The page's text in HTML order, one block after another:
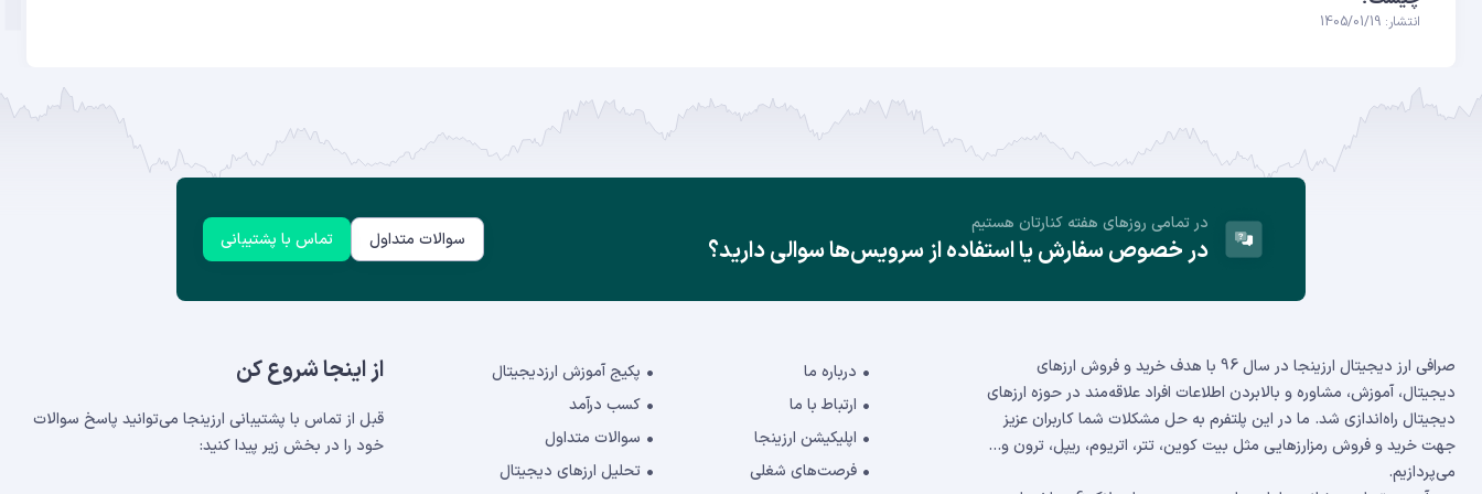
انتشار: 1405/01/19
در تمامی روز‌های هفته کنارتان هستیم
در خصوص سفارش یا استفاده از سرویس‌ها سوالی دارید؟ سوالات متداول تماس با پشتیبانی
صرافی ارز دیجیتال ارزینجا در سال 96 با هدف خرید و فروش ارزهای
دیجیتال، آموزش، مشاوره و بالابردن اطلاعات افراد علاقه‌مند در حوزه ارزهای
دیجیتال راه‌اندازی شد. ما در این پلتفرم به حل مشکلات شما کاربران عزیز
جهت خرید و فروش رمزارزهایی مثل بیت کوین، تتر، اتریوم، ریپل، ترون و...
می‌پردازیم.
درباره ما
ارتباط با ما
اپلیکیشن ارزینجا
فرصت‌های شغلی
پکیج آموزش ارزدیجیتال
کسب درآمد
سوالات متداول
تحلیل ارزهای دیجیتال
از اینجا شروع کن
قبل از تماس با پشتیبانی ارزینجا می‌توانید پاسخ سوالات
خود را در بخش‌ زیر پیدا کنید: